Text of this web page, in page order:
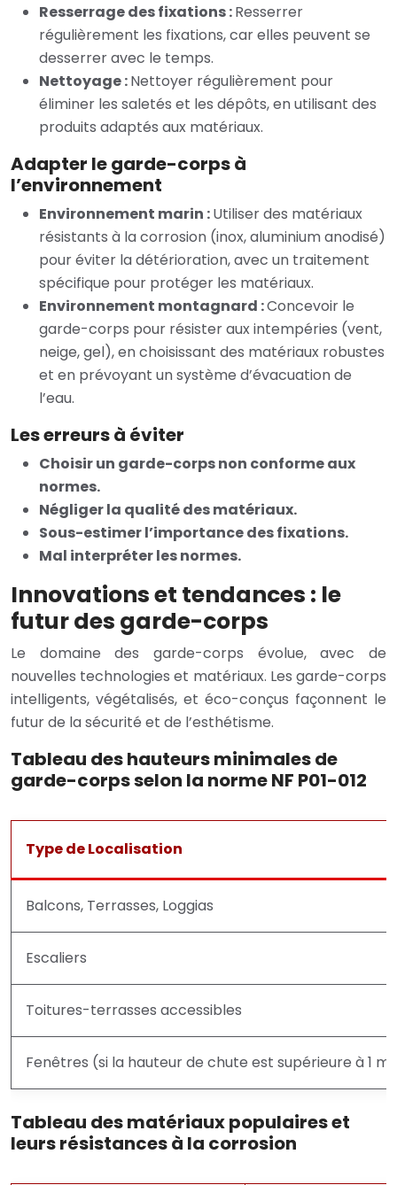
Resserrage des fixations :Resserrer
régulièrement les fixations, car elles peuvent se
desserrer avec le temps.
Nettoyage :Nettoyer régulièrement pour
éliminer les saletés et les dépôts, en utilisant des
produits adaptés aux matériaux.
Adapter le garde-corps à
l’environnement
Environnement marin :Utiliser des matériaux
résistants à la corrosion (inox, aluminium anodisé)
pour éviter la détérioration, avec un traitement
spécifique pour protéger les matériaux.
Environnement montagnard :Concevoir le
garde-corps pour résister aux intempéries (vent,
neige, gel), en choisissant des matériaux robustes
et en prévoyant un système d’évacuation de
l’eau.
Les erreurs à éviter
Choisir un garde-corps non conforme aux
normes.
Négliger la qualité des matériaux.
Sous-estimer l’importance des fixations.
Mal interpréter les normes.
Innovations et tendances : le
futur des garde-corps
Le domaine des garde-corps évolue, avec de
nouvelles technologies et matériaux. Les garde-corps
intelligents, végétalisés, et éco-conçus façonnent le
futur de la sécurité et de l’esthétisme.
Tableau des hauteurs minimales de
garde-corps selon la norme NF P01-012
Type de Localisation
Balcons, Terrasses, Loggias
Escaliers
Toitures-terrasses accessibles
Fenêtres (si la hauteur de chute est supérieure à 1
Tableau des matériaux populaires et
leurs résistances à la corrosion